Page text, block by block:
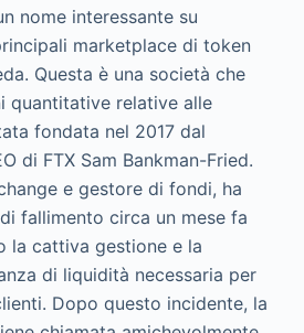
nome interessante su
marketplace di token
Questa è una società che
quantitative relative alle
fondata nel 2017 dal
di FTX Sam Bankman-Fried.
e gestore di fondi, ha
fallimento circa un mese fa
la cattiva gestione e la
di liquidità necessaria per
Dopo questo incidente, la